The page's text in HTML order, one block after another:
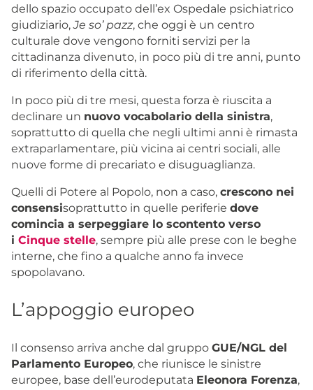
dello spazio occupato dell’ex Ospedale psichiatrico
giudiziario,Je so’ pazz, che oggi è un centro
culturale dove vengono forniti servizi per la
cittadinanza divenuto, in poco più di tre anni, punto
di riferimento della città.
In poco più di tre mesi, questa forza è riuscita a
declinare un nuovo vocabolario della sinistra,
soprattutto di quella che negli ultimi anni è rimasta
extraparlamentare, più vicina ai centri sociali, alle
nuove forme di precariato e disuguaglianza.
Quelli di Potere al Popolo, non a caso, crescono nei
consensisoprattutto in quelle periferie dove
comincia a serpeggiare lo scontento verso
i Cinque stelle, sempre più alle prese con le beghe
interne, che fino a qualche anno fa invece
spopolavano.
L’appoggio europeo
Il consenso arriva anche dal gruppo GUE/NGL del
Parlamento Europeo, che riunisce le sinistre
europee, base dell’eurodeputata Eleonora Forenza,